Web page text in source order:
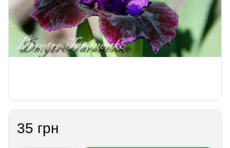
35 грн